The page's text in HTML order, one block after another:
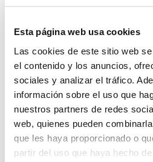
Esta página web usa cookies
Las cookies de este sitio web
el contenido y los anuncios,
sociales y analizar el tráfico.
información sobre el uso que
nuestros partners de redes
web, quienes pueden
que les haya proporcionado o
partir del uso que haya hecho
5 mg [446254-50-
Referencia
SBDE81-5MG
Envase
x5mg
Disponibilidad
Ver stock